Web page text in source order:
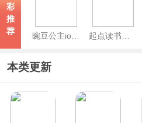
彩
推
荐
本类更新